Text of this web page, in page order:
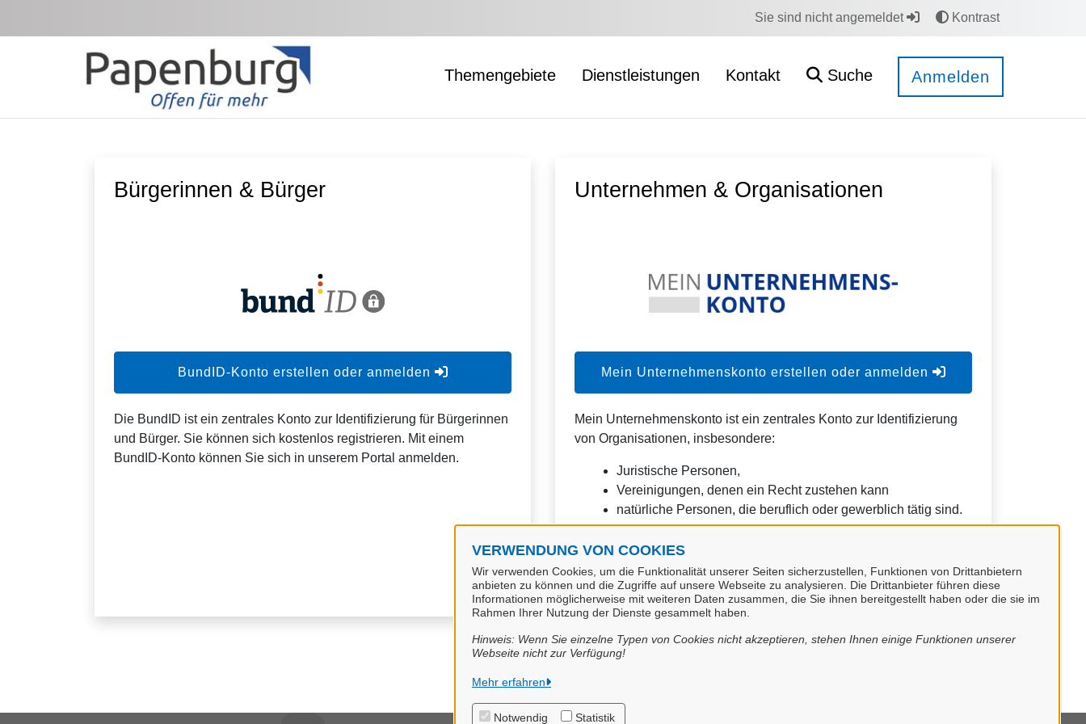
VERWENDUNG VON COOKIES
Wir verwenden Cookies, um die Funktionalität unserer Seiten sicherzustellen, Funktionen von Drittanbietern
anbieten zu können und die Zugriffe auf unsere Webseite zu analysieren. Die Drittanbieter führen diese
Informationen möglicherweise mit weiteren Daten zusammen, die Sie ihnen bereitgestellt haben oder die sie im
Rahmen Ihrer Nutzung der Dienste gesammelt haben.
Hinweis: Wenn Sie einzelne Typen von Cookies nicht akzeptieren, stehen Ihnen einige Funktionen unserer
Webseite nicht zur Verfügung!
Mehr erfahren
Notwendig Statistik
Sie sind nicht angemeldet Kontrast
Themengebiete Dienstleistungen Kontakt Suche Anmelden
Bürgerinnen & Bürger
BundID-Konto erstellen oder anmelden
Die BundID ist ein zentrales Konto zur Identifizierung für Bürgerinnen
und Bürger. Sie können sich kostenlos registrieren. Mit einem
BundID-Konto können Sie sich in unserem Portal anmelden.
Unternehmen & Organisationen
Mein Unternehmenskonto erstellen oder anmelden
Mein Unternehmenskonto ist ein zentrales Konto zur Identifizierung
von Organisationen, insbesondere:
Juristische Personen,
Vereinigungen, denen ein Recht zustehen kann
natürliche Personen, die beruflich oder gewerblich tätig sind.